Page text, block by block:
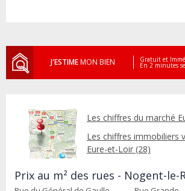
J'ESTIMEMON BIEN Gratuit et
En 2 minutes
Les chiffres du marché
Les chiffres immobiliers
Eure-et-Loir (28)
Prix au m² des rues - Nogent-le-